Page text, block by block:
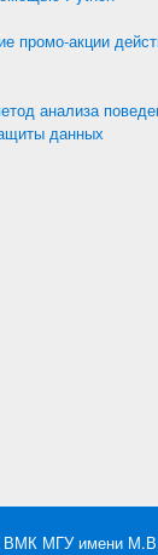
промо-акции
анализа
данных
ВМК МГУ имени